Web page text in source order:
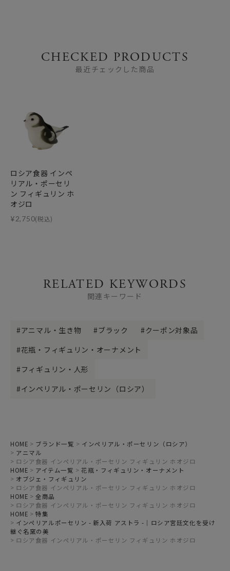
CHECKED PRODUCTS
最近チェックした商品
ロシア食器 インペ
リアル・ポーセリ
ン フィギュリン ホ
オジロ
¥2,750(税込)
RELATED KEYWORDS
関連キーワード
アニマル・生き物 ブラック
クーポン対象品
花瓶・フィギュリン・オーナメント
フィギュリン・人形
インペリアル・ポーセリン（ロシア）
HOME ブランド一覧
インペリアル・ポーセリン（ロシア）
アニマル
ロシア食器 インペリアル・ポーセリン フィギュリン ホオジロ
HOME
アイテム一覧
花瓶・フィギュリン・オーナメント
オブジェ・フィギュリン
ロシア食器 インペリアル・ポーセリン フィギュリン ホオジロ
HOME
全商品
ロシア食器 インペリアル・ポーセリン フィギュリン ホオジロ
HOME
特集
インペリアルポーセリン - 新入荷 アストラ -｜ロシア宮廷文化を受け
継ぐ名窯の美
ロシア食器 インペリアル・ポーセリン フィギュリン ホオジロ